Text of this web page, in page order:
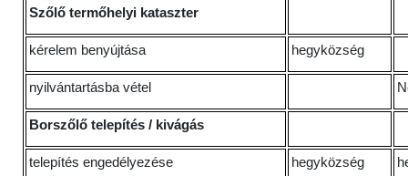
Szőlő termőhelyi kataszter
kérelem benyújtása hegyközség
nyilvántartásba vétel
Borszőlő telepítés / kivágás
telepítés engedélyezése hegyközség